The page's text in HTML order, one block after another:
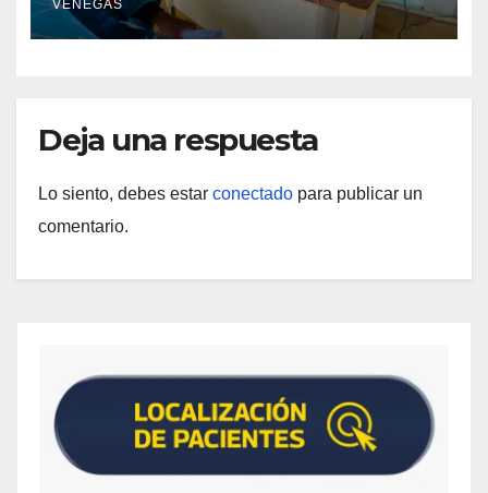
VENEGAS
Deja una respuesta
Lo siento, debes estar conectado para publicar un
comentario.